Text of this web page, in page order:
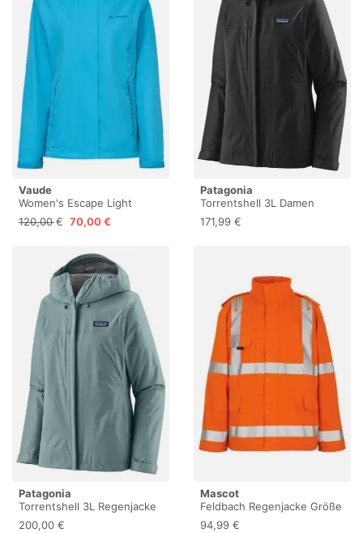
Vaude
Women's Escape Light
Jacket, Leichte Damen
Regenjacke zum Wandern,
atmungsaktiv
120,00 € 70,00 €
Patagonia
Torrentshell 3L Damen
Regenjacke
171,99 €
Patagonia
Torrentshell 3L Regenjacke
Damen blau
200,00 €
Mascot
Feldbach Regenjacke Größe
L, hi-vis orange
94,99 €